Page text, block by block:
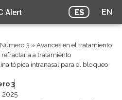
ES EN
Alert
3 »Avances en el tratamiento
a tratamiento
tópica intranasal para el bloqueo
3
2025